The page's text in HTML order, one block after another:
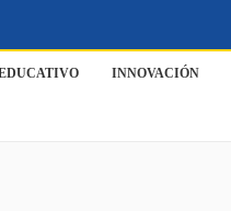
INNOVACIÓN